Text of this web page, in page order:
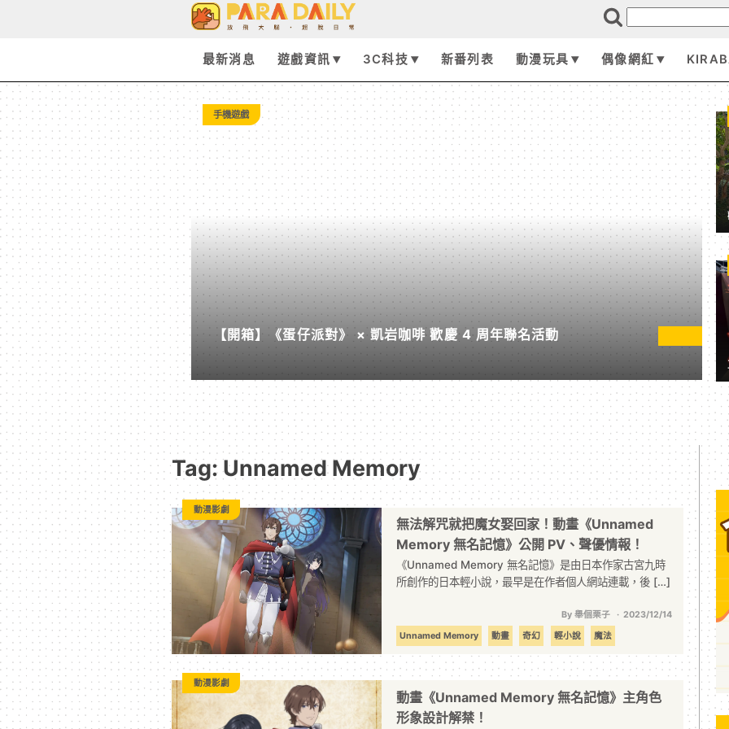
Memory
-
Paradaily
-
遊
戲
｜
動
漫
二
次
元
｜
3C
最新消息 遊戲資訊 3C科技 新番列表 動漫玩具 偶像網紅
手機遊戲
【開箱】《蛋仔派對》 × 凱岩咖啡 歡慶 4 周年聯名活動
Tag: Unnamed Memory
動漫影劇
無法解咒就把魔女娶回家！動畫《Unnamed
Memory 無名記憶》公開 PV、聲優情報！
《Unnamed Memory 無名記憶》是由日本作家古宮九時
所創作的日本輕小說，最早是在作者個人網站連載，後 […]
By 舉個栗子
2023/12/14
Unnamed Memory
動畫 奇幻 輕小說 魔法
動漫影劇
動畫《Unnamed Memory 無名記憶》主角色
形象設計解禁！